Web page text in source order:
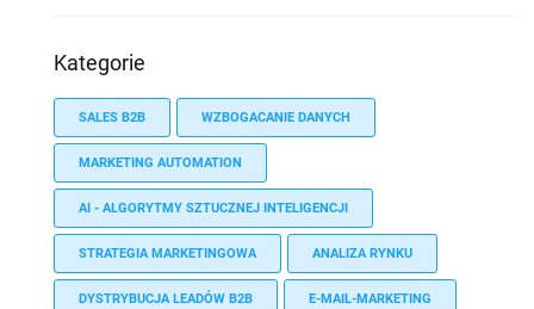
Kategorie
SALES B2B WZBOGACANIE DANYCH
MARKETING AUTOMATION
AI - ALGORYTMY SZTUCZNEJ INTELIGENCJI
STRATEGIA MARKETINGOWA ANALIZA RYNKU
DYSTRYBUCJA LEADÓW B2B E-MAIL-MARKETING